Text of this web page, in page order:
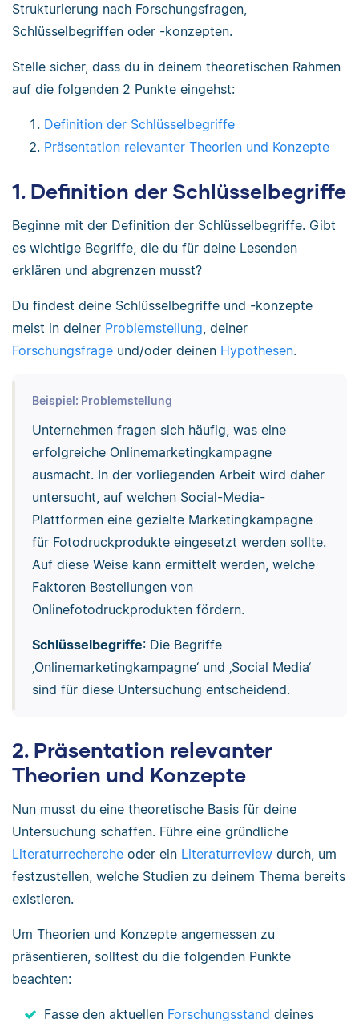
Strukturierung nach Forschungsfragen,
Schlüsselbegriffen oder -konzepten.
Stelle sicher, dass du in deinem theoretischen Rahmen
auf die folgenden 2 Punkte eingehst:
Definition der Schlüsselbegriffe
Präsentation relevanter Theorien und Konzepte
1. Definition der Schlüsselbegriffe
Beginne mit der Definition der Schlüsselbegriffe. Gibt
es wichtige Begriffe, die du für deine Lesenden
erklären und abgrenzen musst?
Du findest deine Schlüsselbegriffe und -konzepte
meist in deiner Problemstellung , deiner
Forschungsfrage und/oder deinen Hypothesen.
Beispiel: Problemstellung
Unternehmen fragen sich häufig, was eine
erfolgreiche Onlinemarketingkampagne
ausmacht. In der vorliegenden Arbeit wird daher
untersucht, auf welchen Social-Media-
Plattformen eine gezielte Marketingkampagne
für Fotodruckprodukte eingesetzt werden sollte.
Auf diese Weise kann ermittelt werden, welche
Faktoren Bestellungen von
Onlinefotodruckprodukten fördern.
Schlüsselbegriffe: Die Begriffe
‚Onlinemarketingkampagne‘ und ‚Social Media‘
sind für diese Untersuchung entscheidend.
2. Präsentation relevanter
Theorien und Konzepte
Nun musst du eine theoretische Basis für deine
Untersuchung schaffen. Führe eine gründliche
Literaturrecherche oder ein Literaturreview durch, um
festzustellen, welche Studien zu deinem Thema bereits
existieren.
Um Theorien und Konzepte angemessen zu
präsentieren, solltest du die folgenden Punkte
beachten:
Fasse den aktuellen Forschungsstand deines